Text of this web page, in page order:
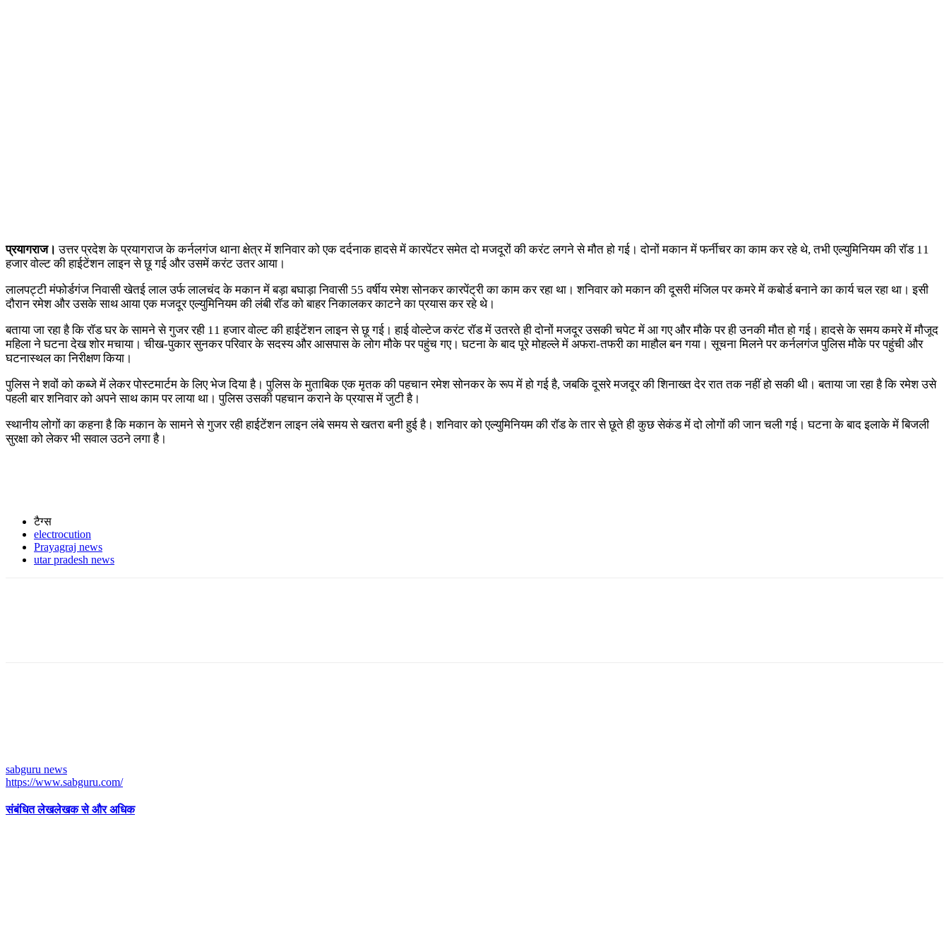
प्रयागराज। उत्तर प्रदेश के प्रयागराज के कर्नलगंज थाना क्षेत्र में शनिवार को एक दर्दनाक हादसे में कारपेंटर समेत दो मजदूरों की करंट लगने से मौत हो गई। दोनों मकान में फर्नीचर का काम कर रहे थे, तभी एल्युमिनियम की रॉड 11
हजार वोल्ट की हाईटेंशन लाइन से छू गई और उसमें करंट उतर आया।
लालपट्टी मंफोर्डगंज निवासी खेतई लाल उर्फ लालचंद के मकान में बड़ा बघाड़ा निवासी 55 वर्षीय रमेश सोनकर कारपेंट्री का काम कर रहा था। शनिवार को मकान की दूसरी मंजिल पर कमरे में कबोर्ड बनाने का कार्य चल रहा था। इसी
दौरान रमेश और उसके साथ आया एक मजदूर एल्युमिनियम की लंबी रॉड को बाहर निकालकर काटने का प्रयास कर रहे थे।
बताया जा रहा है कि रॉड घर के सामने से गुजर रही 11 हजार वोल्ट की हाईटेंशन लाइन से छू गई। हाई वोल्टेज करंट रॉड में उतरते ही दोनों मजदूर उसकी चपेट में आ गए और मौके पर ही उनकी मौत हो गई। हादसे के समय कमरे में मौजूद
महिला ने घटना देख शोर मचाया। चीख-पुकार सुनकर परिवार के सदस्य और आसपास के लोग मौके पर पहुंच गए। घटना के बाद पूरे मोहल्ले में अफरा-तफरी का माहौल बन गया। सूचना मिलने पर कर्नलगंज पुलिस मौके पर पहुंची और
घटनास्थल का निरीक्षण किया।
पुलिस ने शवों को कब्जे में लेकर पोस्टमार्टम के लिए भेज दिया है। पुलिस के मुताबिक एक मृतक की पहचान रमेश सोनकर के रूप में हो गई है, जबकि दूसरे मजदूर की शिनाख्त देर रात तक नहीं हो सकी थी। बताया जा रहा है कि रमेश उसे
पहली बार शनिवार को अपने साथ काम पर लाया था। पुलिस उसकी पहचान कराने के प्रयास में जुटी है।
स्थानीय लोगों का कहना है कि मकान के सामने से गुजर रही हाईटेंशन लाइन लंबे समय से खतरा बनी हुई है। शनिवार को एल्युमिनियम की रॉड के तार से छूते ही कुछ सेकंड में दो लोगों की जान चली गई। घटना के बाद इलाके में बिजली
सुरक्षा को लेकर भी सवाल उठने लगा है।
टैग्स
electrocution
Prayagraj news
utar pradesh news
sabguru news
https://www.sabguru.com/
संबंधित लेखलेखक से और अधिक